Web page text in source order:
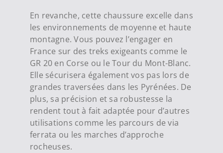
En revanche, cette chaussure excelle dans
les environnements de moyenne et haute
montagne. Vous pouvez l’engager en
France sur des treks exigeants comme le
GR 20 en Corse ou le Tour du Mont-Blanc.
Elle sécurisera également vos pas lors de
grandes traversées dans les Pyrénées. De
plus, sa précision et sa robustesse la
rendent tout à fait adaptée pour d’autres
utilisations comme les parcours de via
ferrata ou les marches d’approche
rocheuses.